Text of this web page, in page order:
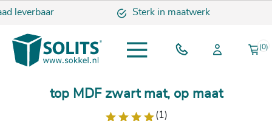
leverbaar Sterk in maatwerk
(0)
top MDF zwart mat, op maat
(1)